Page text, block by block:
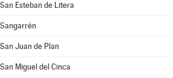
San Esteban de Litera
Sangarrén
San Juan de Plan
San Miguel del Cinca